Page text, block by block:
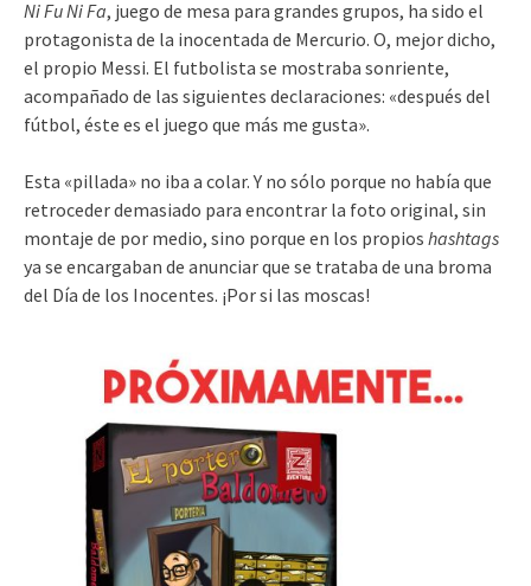
Ni Fu Ni Fa, juego de mesa para grandes grupos, ha sido el
protagonista de la inocentada de Mercurio. O, mejor dicho,
el propio Messi. El futbolista se mostraba sonriente,
acompañado de las siguientes declaraciones: «después del
fútbol, éste es el juego que más me gusta».
Esta «pillada» no iba a colar. Y no sólo porque no había que
retroceder demasiado para encontrar la foto original, sin
montaje de por medio, sino porque en los propios hashtags
ya se encargaban de anunciar que se trataba de una broma
del Día de los Inocentes. ¡Por si las moscas!